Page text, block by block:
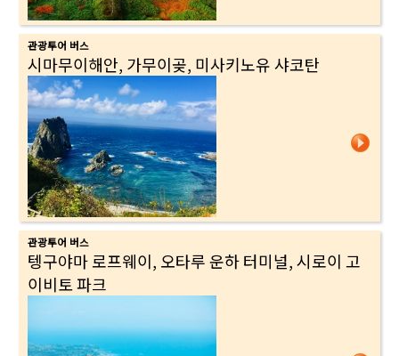
관광투어 버스
시마무이해안, 가무이곶, 미사키노유 샤코탄
관광투어 버스
텡구야마 로프웨이, 오타루 운하 터미널, 시로이 고
이비토 파크